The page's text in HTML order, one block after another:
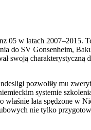
w latach 2007–2015.
do SV Gonsenheim,
swoją charakterystyczną
pozwoliły mu
systemie
lata spędzone w
nie tylko